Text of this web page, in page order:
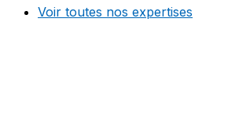
Voir toutes nos expertises